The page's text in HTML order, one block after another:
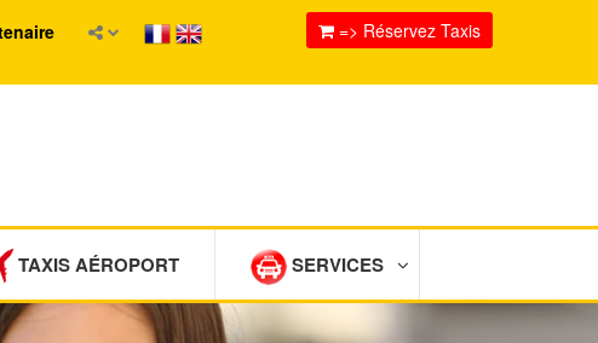
=> Réservez Taxis
TAXIS AÉROPORT SERVICES